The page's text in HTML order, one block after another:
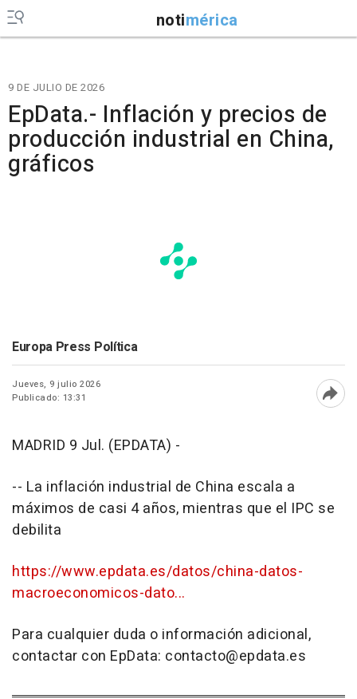
notimérica
9 DE JULIO DE 2026
EpData.- Inflación y precios de
producción industrial en China,
gráficos
Europa Press Política
Jueves, 9 julio 2026
Publicado: 13:31
MADRID 9 Jul. (EPDATA) -
-- La inflación industrial de China escala a
máximos de casi 4 años, mientras que el IPC se
debilita
https://www.epdata.es/datos/china-datos-
macroeconomicos-dato...
Para cualquier duda o información adicional,
contactar con EpData: contacto@epdata.es